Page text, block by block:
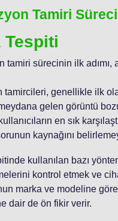
Tamiri Süreci
Tespiti
tamiri sürecinin ilk adımı,
tamircileri, genellikle ilk
gelen görüntü
en sık
kaynağını
kullanılan bazı
kontrol etmek ve
marka ve modeline
dair de ön fikir verir.